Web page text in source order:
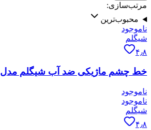
مرتب‌سازی:
محبوب‌ترین
ناموجود
شیگلم
۴٫۸
خط چشم ماژیکی ضد آب شیگلم مدل Eye Affinity
ناموجود
ناموجود
شیگلم
۴٫۸